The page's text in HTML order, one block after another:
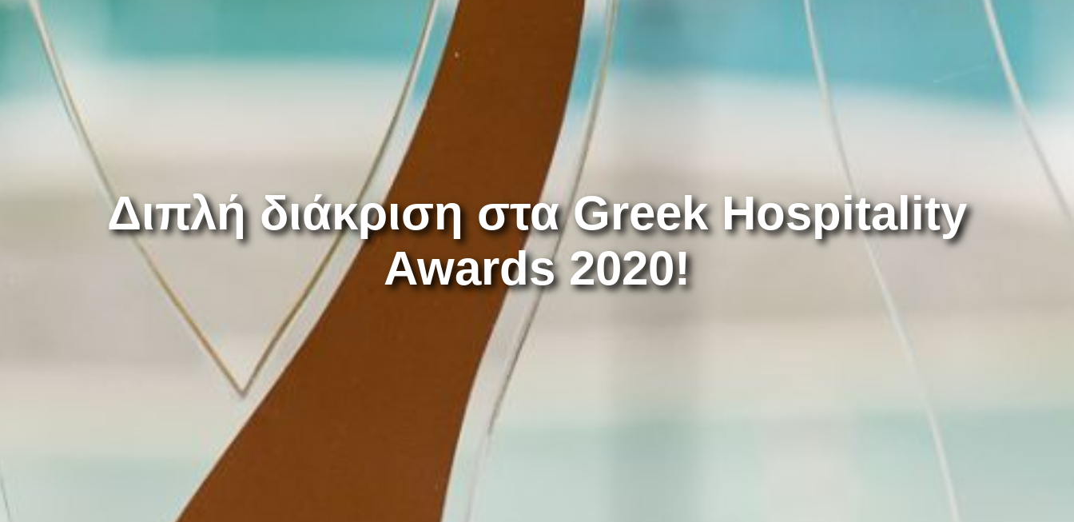
Διπλή διάκριση στα Greek Hospitality
Awards 2020!